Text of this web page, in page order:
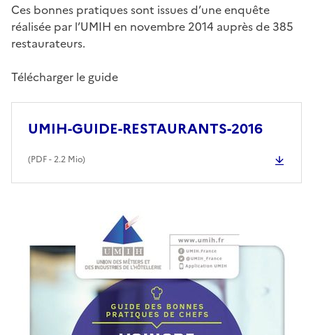
Ces bonnes pratiques sont issues d’une enquête
réalisée par l’UMIH en novembre 2014 auprès de 385
restaurateurs.
Télécharger le guide
UMIH-GUIDE-RESTAURANTS-2016
(PDF- 2.2 Mio)